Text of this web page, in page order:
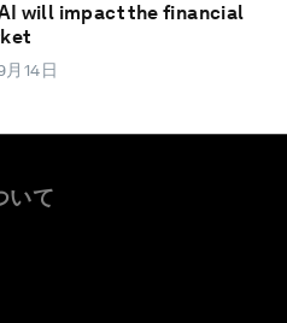
will impact the financial
14日
いて